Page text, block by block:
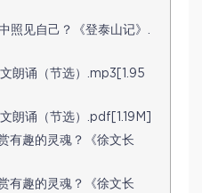
照见自己？《登泰山记》.
朗诵（节选）.mp3[1.95
朗诵（节选）.pdf[1.19M]
有趣的灵魂？《徐文长
有趣的灵魂？《徐文长